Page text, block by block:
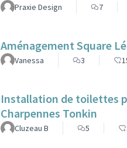
Praxie Design 7
Aménagement Square
Vanessa 3
Installation de toilettes
Charpennes Tonkin
Cluzeau B 5